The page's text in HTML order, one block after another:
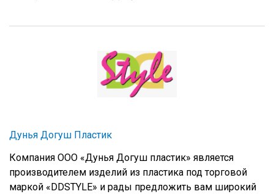
Дунья Догуш Пластик
Компания ООО «Дунья Догуш пластик» является
производителем изделий из пластика под торговой
маркой «DDSTYLE» и рады предложить вам широкий